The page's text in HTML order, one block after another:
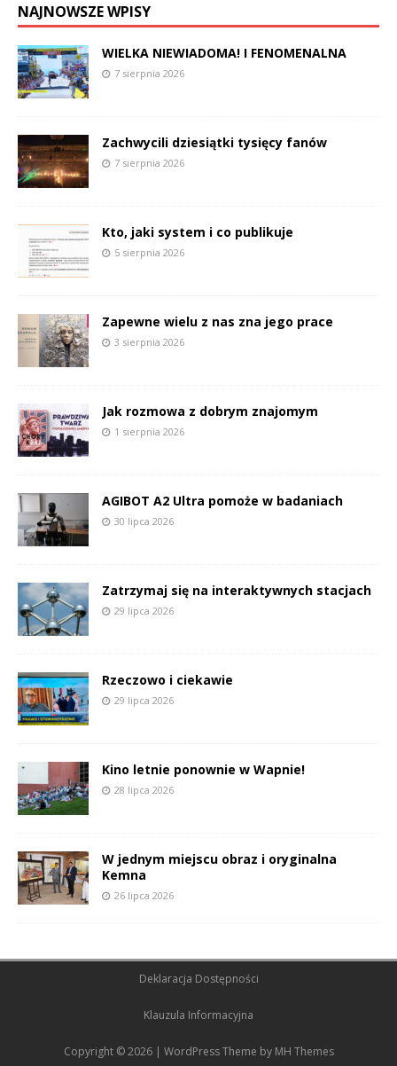
NAJNOWSZE WPISY
WIELKA NIEWIADOMA! I FENOMENALNA
7 sierpnia 2026
Zachwycili dziesiątki tysięcy fanów
7 sierpnia 2026
Kto, jaki system i co publikuje
5 sierpnia 2026
Zapewne wielu z nas zna jego prace
3 sierpnia 2026
Jak rozmowa z dobrym znajomym
1 sierpnia 2026
AGIBOT A2 Ultra pomoże w badaniach
30 lipca 2026
Zatrzymaj się na interaktywnych stacjach
29 lipca 2026
Rzeczowo i ciekawie
29 lipca 2026
Kino letnie ponownie w Wapnie!
28 lipca 2026
W jednym miejscu obraz i oryginalna
Kemna
26 lipca 2026
Deklaracja Dostępności
Klauzula Informacyjna
Copyright © 2026 | WordPress Theme by MH Themes